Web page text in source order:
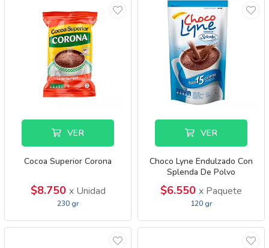
VER
Cocoa Superior Corona
$8.750 x Unidad
230 gr
VER
Choco Lyne Endulzado Con
Splenda De Polvo
$6.550 x Paquete
120 gr